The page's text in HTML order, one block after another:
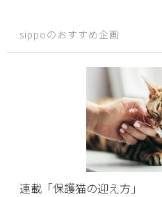
sippoのおすすめ企画
連載「保護猫の迎え方」